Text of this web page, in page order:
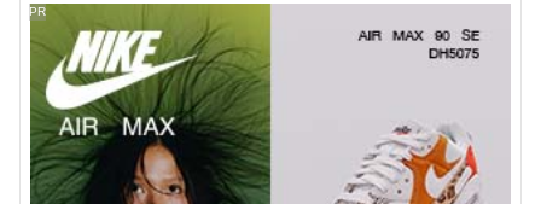
PR